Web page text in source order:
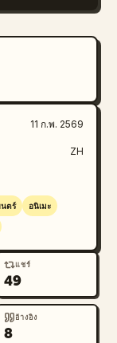
ขาผ่านไป
· เสียง
วสุดขีด ซามูไร
พื่อรับการโจมตี
พุ่งเข้าชน
มและสายฟ้าสี
รี-อัสนีขนาด
กครึ่งจากคลื่น
11 ก.พ. 2569
ZH
ตร์ อนิเมะ
แชร์
49
อ้างอิง
8